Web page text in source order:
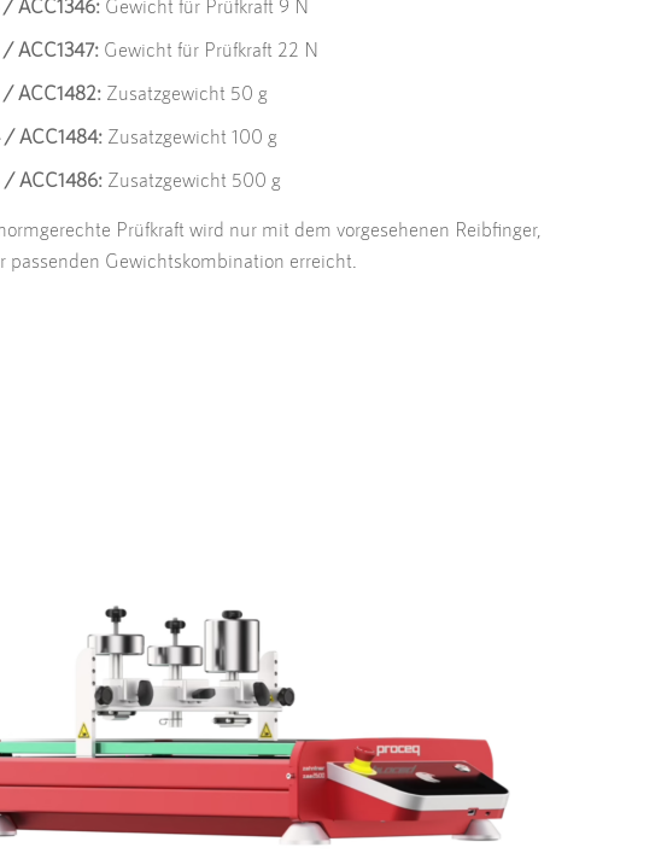
ACC1346: Gewicht für Prüfkraft 9 N
ACC1347: Gewicht für Prüfkraft 22 N
ACC1482: Zusatzgewicht 50 g
ACC1484: Zusatzgewicht 100 g
ACC1486: Zusatzgewicht 500 g
Prüfkraft wird nur mit dem vorgesehenen Reibfinger,
passenden Gewichtskombination erreicht.